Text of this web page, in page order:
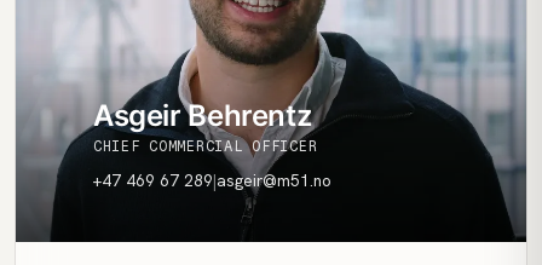
Asgeir Behrentz
CHIEF COMMERCIAL OFFICER
+47 469 67 289|asgeir@m51.no